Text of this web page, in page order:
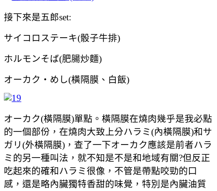
接下來是五郎set:
サイコロステーキ(骰子牛排)
ホルモンそば(肥腸炒麵)
オーカク・めし(橫隔膜、白飯)
オーカク(橫隔膜)單點。橫隔膜在燒肉幾乎是我必點
的一個部份，在燒肉大致上分ハラミ(內橫隔膜)和サ
ガリ(外橫隔膜)，查了一下オーカク應該是前者ハラ
ミ的另一種叫法，就不知是不是和地域有關?但反正
吃起來的確和ハラミ很像，不管是帶點咬勁的口
感，還是略內臟獨特香甜的味覺，特別是內臟油質